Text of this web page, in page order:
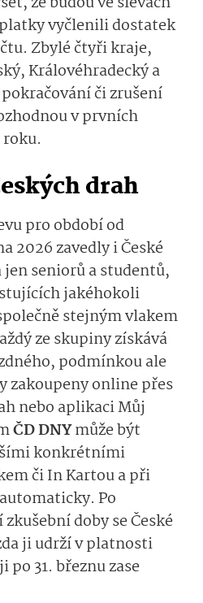
vyčlenili dostatek
Zbylé čtyři kraje,
Královéhradecký a
či zrušení
v prvních
drah
pro období od
2026 zavedly i České
jen seniorů a studentů,
jakéhokoli
stejným vlakem
ze skupiny získává
podmínkou ale
zakoupeny online přes
nebo aplikaci Můj
ČD DNYmůže být
konkrétními
či In Kartou a při
Po
doby se České
ji udrží v platnosti
po 31. březnu zase